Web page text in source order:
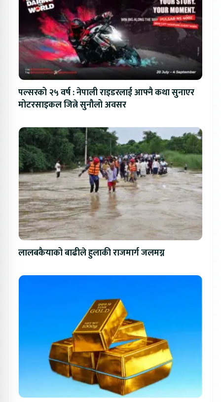
पल्सरको २५ वर्ष : नेपाली राइडरलाई आफ्नै कथा सुनाएर
मोटरसाइकल जित्ने सुनौलो अवसर
लालबकैयाको बाढीले हुलाकी राजमार्ग जलमग्न